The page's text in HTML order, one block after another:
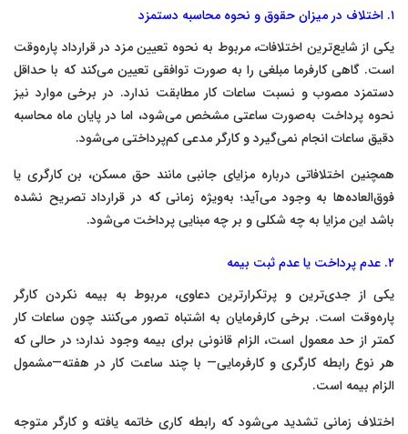
۱. اختلاف در میزان حقوق و نحوه محاسبه دستمزد
یکی از شایع‌ترین اختلافات، مربوط به نحوه تعیین مزد در قرارداد پاره‌وقت
است. گاهی کارفرما مبلغی را به صورت توافقی تعیین می‌کند که با حداقل
دستمزد مصوب و نسبت ساعات کار مطابقت ندارد. در برخی موارد نیز
نحوه پرداخت به‌صورت ساعتی مشخص می‌شود، اما در پایان ماه محاسبه
دقیق ساعات انجام نمی‌گیرد و کارگر مدعی کم‌پرداختی می‌شود.
همچنین اختلافاتی درباره مزایای جانبی مانند حق مسکن، بن کارگری یا
فوق‌العاده‌ها به وجود می‌آید؛ به‌ویژه زمانی که در قرارداد تصریح نشده
باشد این مزایا به چه شکلی و بر چه مبنایی پرداخت می‌شود.
۲. عدم پرداخت یا عدم ثبت بیمه
یکی از جدی‌ترین و پرتکرارترین دعاوی، مربوط به بیمه نکردن کارگر
پاره‌وقت است. برخی کارفرمایان به اشتباه تصور می‌کنند چون ساعات کار
کمتر از حد معمول است، الزام قانونی برای بیمه وجود ندارد؛ در حالی که
هر نوع رابطه کارگری و کارفرمایی— با چند ساعت کار در هفته—مشمول
الزام بیمه است.
اختلاف زمانی تشدید می‌شود که رابطه کاری خاتمه یافته و کارگر متوجه